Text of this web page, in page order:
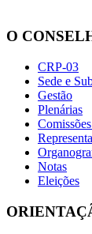
O
CRP-03
Sede e
Gestão
Plenárias
Notas
Eleições